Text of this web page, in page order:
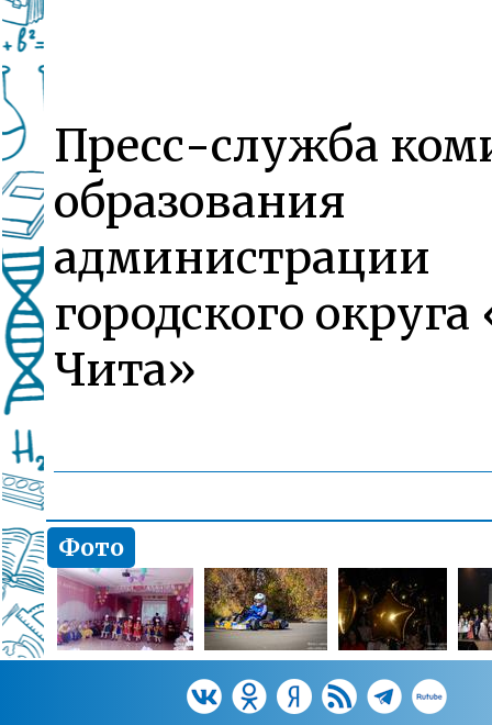
Пресс-служба
образования
администрации
городского округа
Чита»
Фото